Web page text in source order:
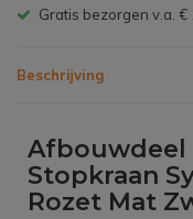
Gratis bezorgen v.a. €
Beschrijving
Afbouwdeel
Stopkraan
Rozet Mat